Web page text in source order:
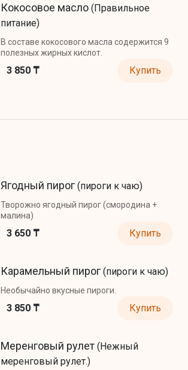
Кокосовое масло (Правильное
питание)
В составе кокосового масла содержится 9
полезных жирных кислот.
3 850 ₸ Купить
Ягодный пирог (пироги к чаю)
Творожно ягодный пирог (смородина +
малина)
3 650 ₸ Купить
Карамельный пирог (пироги к чаю)
Необычайно вкусные пироги.
3 850 ₸ Купить
Меренговый рулет (Нежный
меренговый рулет.)